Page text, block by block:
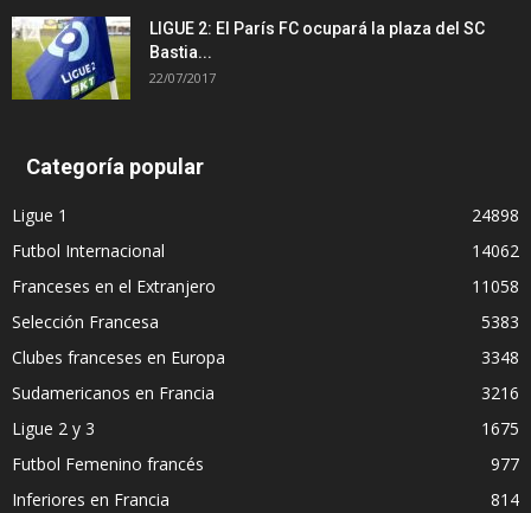
LIGUE 2: El París FC ocupará la plaza del SC
Bastia...
22/07/2017
Categoría popular
Ligue 1
24898
Futbol Internacional
14062
Franceses en el Extranjero
11058
Selección Francesa
5383
Clubes franceses en Europa
3348
Sudamericanos en Francia
3216
Ligue 2 y 3
1675
Futbol Femenino francés
977
Inferiores en Francia
814